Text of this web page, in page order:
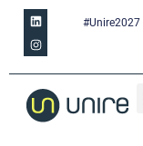
#Unire2027